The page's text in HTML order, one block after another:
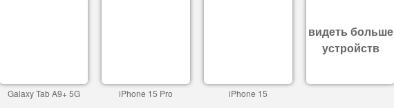
Galaxy Tab A9+ 5G iPhone 15 Pro iPhone 15
видеть больше
устройств